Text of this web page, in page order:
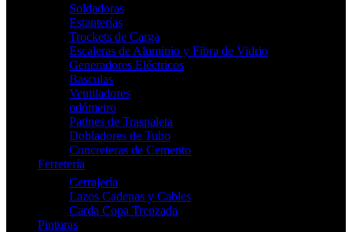
Soldadoras
Estanterías
Trockets de Carga
Escaleras de Aluminio y Fibra de Vidrio
Generadores Eléctricos
Basculas
Ventiladores
odómetro
Patines de Traspaleta
Dobladores de Tubo
Concreteras de Cemento
Ferretería
Cerrajería
Lazos Cadenas y Cables
Carda Copa Trenzada
Pinturas